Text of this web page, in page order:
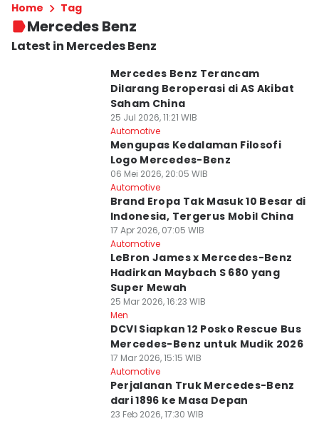
Home Tag
Mercedes Benz
Latest in Mercedes Benz
Mercedes Benz Terancam
Dilarang Beroperasi di AS Akibat
Saham China
25 Jul 2026, 11:21 WIB
Automotive
Mengupas Kedalaman Filosofi
Logo Mercedes-Benz
06 Mei 2026, 20:05 WIB
Automotive
Brand Eropa Tak Masuk 10 Besar di
Indonesia, Tergerus Mobil China
17 Apr 2026, 07:05 WIB
Automotive
LeBron James x Mercedes-Benz
Hadirkan Maybach S 680 yang
Super Mewah
25 Mar 2026, 16:23 WIB
Men
DCVI Siapkan 12 Posko Rescue Bus
Mercedes-Benz untuk Mudik 2026
17 Mar 2026, 15:15 WIB
Automotive
Perjalanan Truk Mercedes-Benz
dari 1896 ke Masa Depan
23 Feb 2026, 17:30 WIB